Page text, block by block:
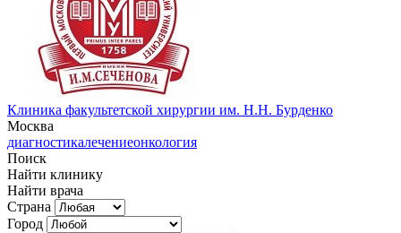
Клиника факультетской хирургии им. Н.Н. Бурденко
Москва
диагностикалечениеонкология
Поиск
Найти клинику
Найти врача
Страна
Город